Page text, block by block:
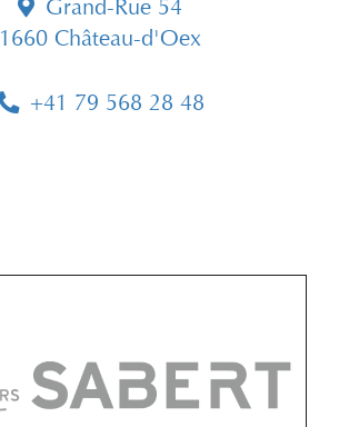
Grand-Rue 54
1660 Château-d'Oex
+41 79 568 28 48